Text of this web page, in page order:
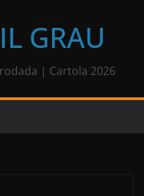
GRAU
| Cartola 2026